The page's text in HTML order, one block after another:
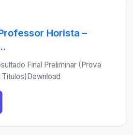
Horista –
Final Preliminar (Prova